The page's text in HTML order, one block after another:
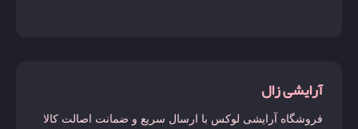
آرایشی زال
فروشگاه آرایشی لوکس با ارسال سریع و ضمانت اصالت کالا